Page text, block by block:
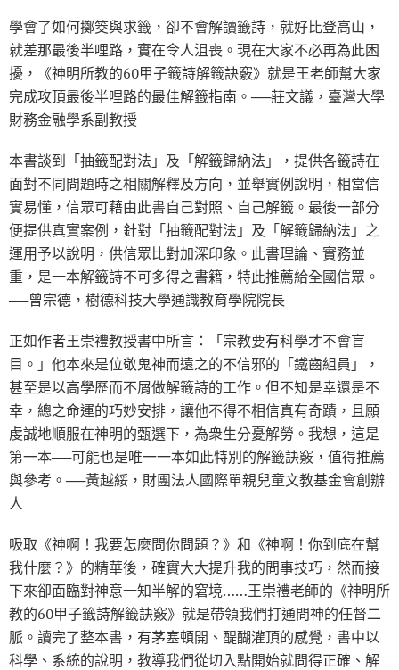
學會了如何擲筊與求籤，卻不會解讀籤詩，就好比登高山，
就差那最後半哩路，實在令人沮喪。現在大家不必再為此困
擾，《神明所教的60甲子籤詩解籤訣竅》就是王老師幫大家
完成攻頂最後半哩路的最佳解籤指南。──莊文議，臺灣大學
財務金融學系副教授
本書談到「抽籤配對法」及「解籤歸納法」，提供各籤詩在
面對不同問題時之相關解釋及方向，並舉實例說明，相當信
實易懂，信眾可藉由此書自己對照、自己解籤。最後一部分
便提供真實案例，針對「抽籤配對法」及「解籤歸納法」之
運用予以說明，供信眾比對加深印象。此書理論、實務並
重，是一本解籤詩不可多得之書籍，特此推薦給全國信眾。
──曾宗德，樹德科技大學通識教育學院院長
正如作者王崇禮教授書中所言：「宗教要有科學才不會盲
目。」他本來是位敬鬼神而遠之的不信邪的「鐵齒組員」，
甚至是以高學歷而不屑做解籤詩的工作。但不知是幸還是不
幸，總之命運的巧妙安排，讓他不得不相信真有奇蹟，且願
虔誠地順服在神明的甄選下，為衆生分憂解勞。我想，這是
第一本──可能也是唯一一本如此特別的解籤訣竅，值得推薦
與參考。──黃越綏，財團法人國際單親兒童文教基金會創辦
人
吸取《神啊！我要怎麼問你問題？》和《神啊！你到底在幫
我什麼？》的精華後，確實大大提升我的問事技巧，然而接
下來卻面臨對神意一知半解的窘境……王崇禮老師的《神明所
教的60甲子籤詩解籤訣竅》就是帶領我們打通問神的任督二
脈。讀完了整本書，有茅塞頓開、醍醐灌頂的感覺，書中以
科學、系統的說明，教導我們從切入點開始就問得正確、解